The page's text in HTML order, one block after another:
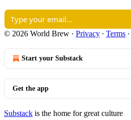
© 2026 World Brew · Privacy ∙ Terms ∙
Start your Substack
Get the app
Substack is the home for great culture